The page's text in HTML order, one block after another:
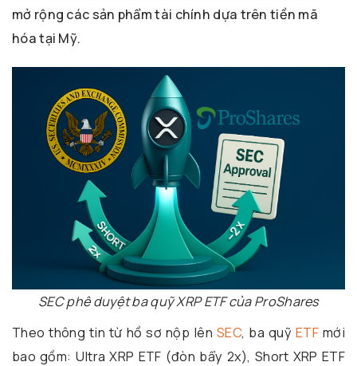
mở rộng các sản phẩm tài chính dựa trên tiền mã
hóa tại Mỹ.
SEC phê duyệt ba quỹ XRP ETF của ProShares
Theo thông tin từ hồ sơ nộp lênSEC, ba quỹETF mới
bao gồm: Ultra XRP ETF (đòn bẩy 2x), Short XRP ETF